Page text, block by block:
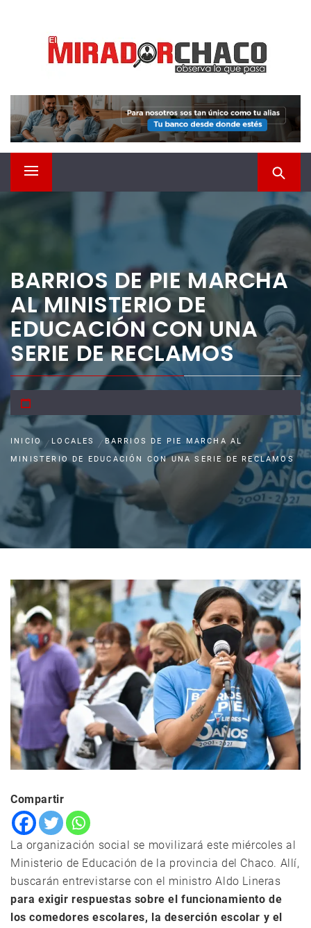
contenido
EL MIRADOR CHACO
Observá lo que pasa
Menú
BARRIOS DE PIE MARCHA
AL MINISTERIO DE
EDUCACIÓN CON UNA
SERIE DE RECLAMOS
INICIO LOCALES
BARRIOS DE PIE MARCHA AL
MINISTERIO DE EDUCACIÓN CON UNA SERIE DE RECLAMOS
Compartir
La organización social se movilizará este miércoles al
Ministerio de Educación de la provincia del Chaco. Allí,
buscarán entrevistarse con el ministro Aldo Lineras
para exigir respuestas sobre el funcionamiento de
los comedores escolares, la deserción escolar y el